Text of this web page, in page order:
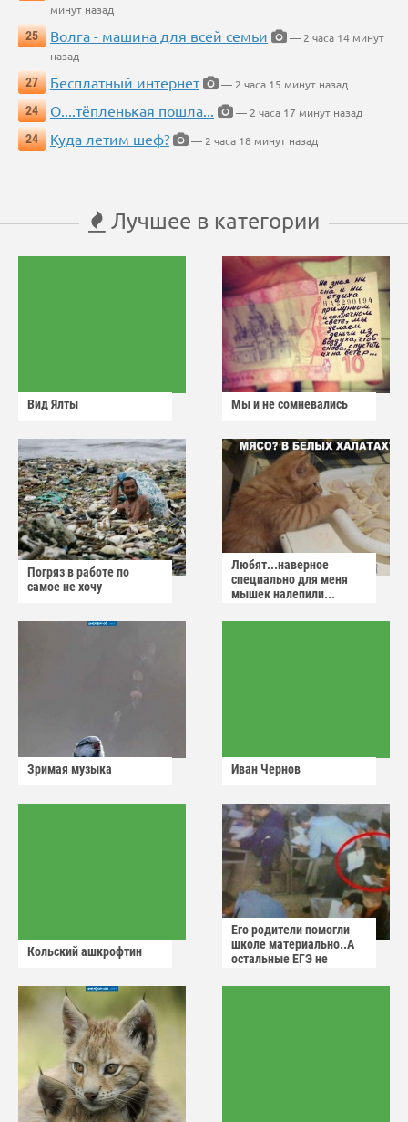
минут назад
25
Волга - машина для всей семьи
— 2 часа 14 минут
назад
27
Бесплатный интернет
— 2 часа 15 минут назад
24
О....тёпленькая пошла...
— 2 часа 17 минут назад
24
Куда летим шеф? — 2 часа 18 минут назад
Лучшее в категории
Вид Ялты Мы и не сомневались
Погряз в работе по
самое не хочу
Любят...наверное
специально для меня
мышек налепили...
Зримая музыка Иван Чернов
Кольский ашкрофтин
Его родители помогли
школе материально..А
остальные ЕГЭ не